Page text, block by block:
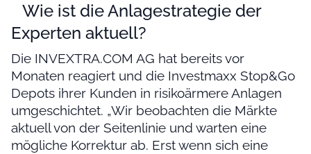
Wie ist die Anlagestrategie der
Experten aktuell?
Die INVEXTRA.COM AG hat bereits vor
Monaten reagiert und die Investmaxx Stop&Go
Depots ihrer Kunden in risikoärmere Anlagen
umgeschichtet. „Wir beobachten die Märkte
aktuell von der Seitenlinie und warten eine
mögliche Korrektur ab. Erst wenn sich eine